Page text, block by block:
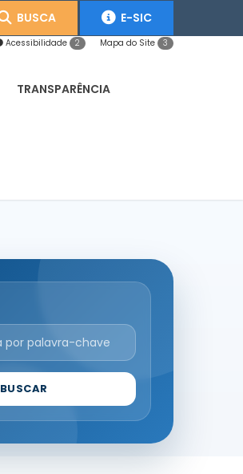
BUSCA E-SIC
Acessibilidade 2 Mapa do Site 3
TRANSPARÊNCIA
BUSCAR